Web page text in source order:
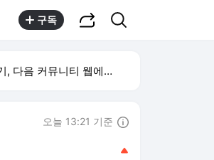
구독
음 커뮤니티 웹에서 보기
오늘 13:21 기준